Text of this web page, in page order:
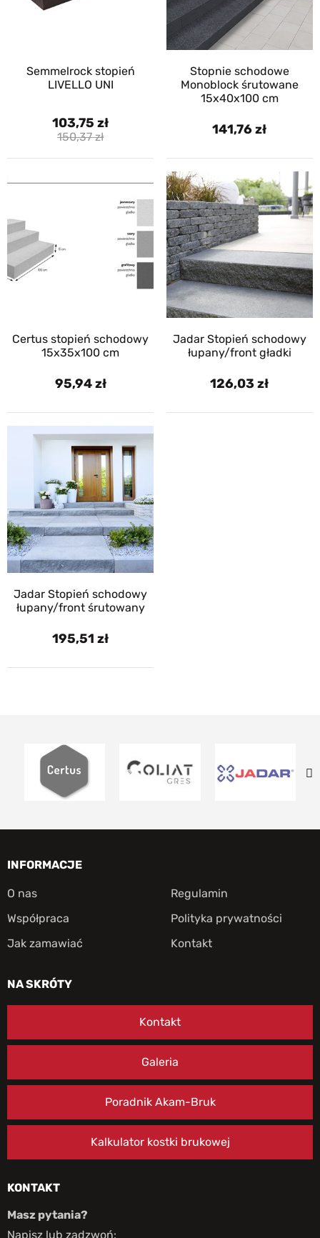
Semmelrock stopień
LIVELLO UNI
103,75
150,37
Stopnie schodowe
Monoblock śrutowane
15x40x100 cm
141,76
Certus stopień schodowy
15x35x100 cm
95,94
Jadar Stopień schodowy
łupany/front gładki
126,03
Jadar Stopień schodowy
łupany/front śrutowany
195,51
INFORMACJE
O nas
Współpraca
Jak zamawiać
Regulamin
Polityka prywatności
Kontakt
NA SKRÓTY
Kontakt
Galeria
Poradnik Akam-Bruk
Kalkulator kostki brukowej
KONTAKT
Masz pytania?
Napisz lub zadzwoń: